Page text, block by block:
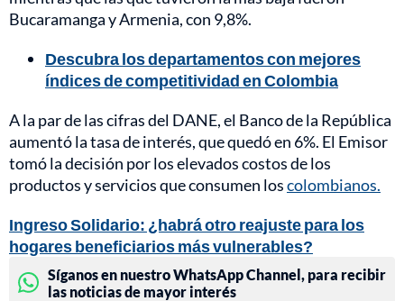
Bucaramanga y Armenia, con 9,8%.
Descubra los departamentos con mejores
índices de competitividad en Colombia
A la par de las cifras del DANE, el Banco de la República
aumentó la tasa de interés, que quedó en 6%. El Emisor
tomó la decisión por los elevados costos de los
productos y servicios que consumen loscolombianos.
Ingreso Solidario: ¿habrá otro reajuste para los
hogares beneficiarios más vulnerables?
Síganos en nuestro WhatsApp Channel, para recibir
las noticias de mayor interés